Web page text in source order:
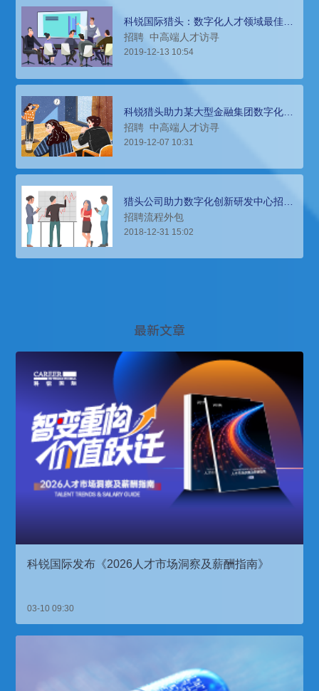
科锐国际猎头：数字化人才领域最佳供
应商
招聘 中高端人才访寻
2019-12-13 10:54
科锐猎头助力某大型金融集团数字化高
管、顶级专家团队搭建
招聘 中高端人才访寻
2019-12-07 10:31
猎头公司助力数字化创新研发中心招聘
300名研发人员
招聘流程外包
2018-12-31 15:02
最新文章
科锐国际发布《2026人才市场洞察及薪酬指南》
03-10 09:30